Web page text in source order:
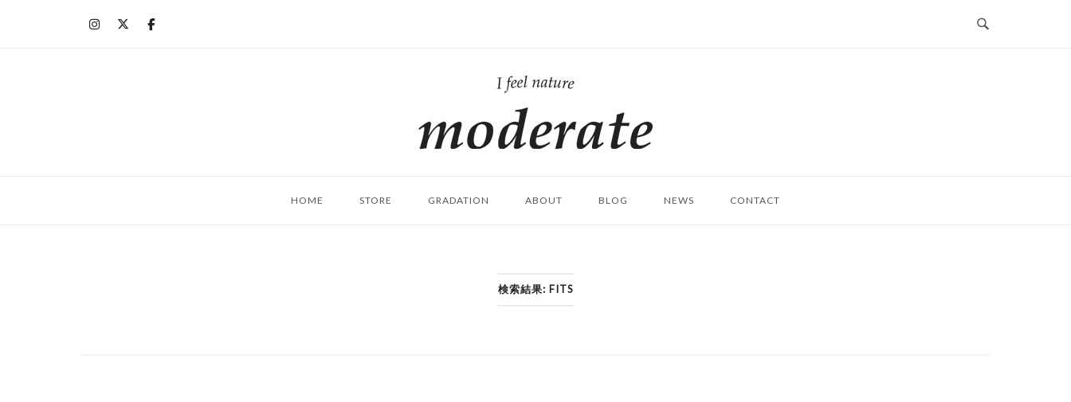
ム
HOME STORE GRADATION ABOUT BLOG NEWS CONTACT
検索結果: FITS